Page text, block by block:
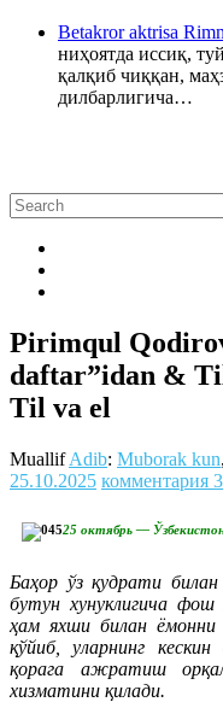
Betakror aktrisa
ниҳоятда иссиқ,
қалқиб чиққан,
дилбарлигича…
Pirimqul
daftar”idan &
Til va el
MuallifAdib: Muborak kun,
25.10.2025 комментария 3
25 октябрь —
Баҳор ўз қудрати
бутун хунуклигича
ҳам яхши билан
қўйиб, уларнинг
қорага ажратиш
хизматини қилади.